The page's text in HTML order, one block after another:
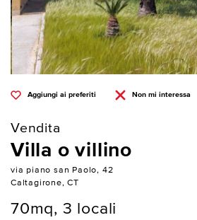
Aggiungi ai preferiti Non mi interessa
Vendita
Villa o villino
via piano san Paolo, 42
Caltagirone, CT
70mq, 3 locali